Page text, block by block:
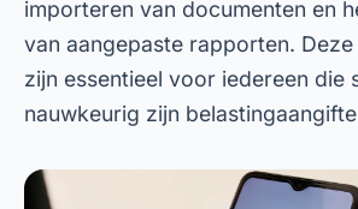
importeren van documenten en
van aangepaste rapporten.
zijn essentieel voor iedereen die
nauwkeurig zijn